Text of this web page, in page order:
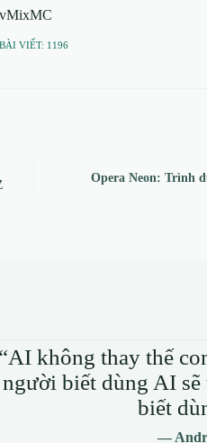
vMixMC
BÀI VIẾT: 1196
Opera Neon: Trình
“AI không thay thế
người biết dùng AI
biết
—